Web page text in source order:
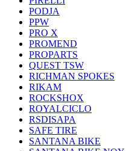
PODJA
PPW
PRO X
PROMEND
PROPARTS
QUEST TSW
RICHMAN SPOKES
RIKAM
ROCKSHOX
ROYALCICLO
RSDISAPA
SAFE TIRE
SANTANA BIKE